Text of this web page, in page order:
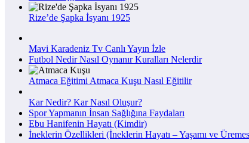
Rize’de Şapka İsyanı 1925
Mavi Karadeniz Tv Canlı Yayın İzle
Futbol Nedir Nasıl Oynanır Kuralları Nelerdir
Atmaca Eğitimi Atmaca Kuşu Nasıl Eğitilir
Kar Nedir? Kar Nasıl Oluşur?
Spor Yapmanın İnsan Sağlığına Faydaları
Ebu Hanifenin Hayatı (Kimdir)
İneklerin Özellikleri (İneklerin Hayatı – Yaşamı ve